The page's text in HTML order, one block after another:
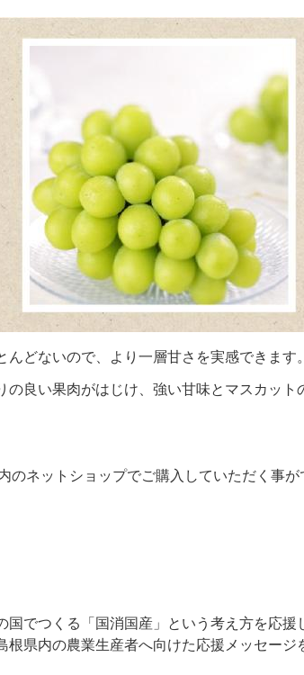
んどないので、より一層甘さを実感できます
良い果肉がはじけ、強い甘味とマスカット
のネットショップでご購入していただく事が
でつくる「国消国産」という考え方を応援
県内の農業生産者へ向けた応援メッセージ